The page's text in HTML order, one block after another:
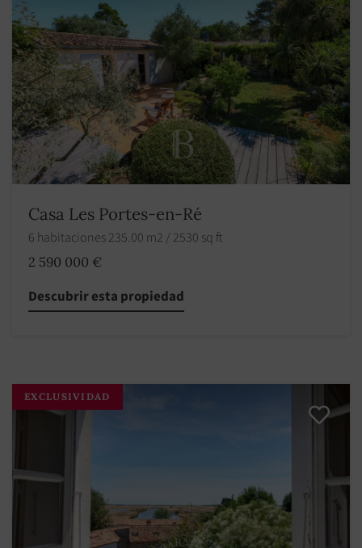
Casa Les Portes-en-Ré
6 habitaciones 235.00 m2 / 2530 sq ft
2 590 000 €
Descubrir esta propiedad
EXCLUSIVIDAD